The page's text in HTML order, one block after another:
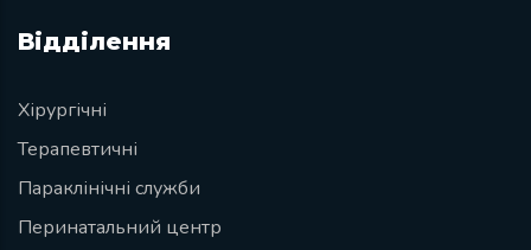
Відділення
Хірургічні
Терапевтичні
Параклінічні служби
Перинатальний центр